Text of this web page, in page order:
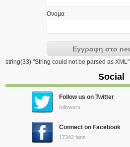
Ονομα
string(33) "String could not be parsed as XML"
Social
Follow us on Twitter
followers
Connect on Facebook
17342 fans